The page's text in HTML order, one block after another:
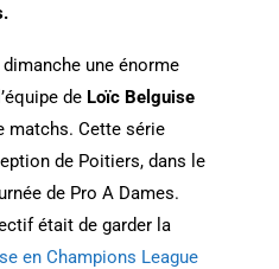
une énorme
de Loïc Belguise
matchs. Cette série
de Poitiers, dans le
de Pro A Dames.
était de garder la
en Champions League